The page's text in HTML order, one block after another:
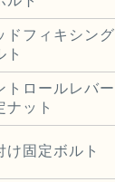
ドフィキシング
ト
トロールレバー
ナット
け固定ボルト